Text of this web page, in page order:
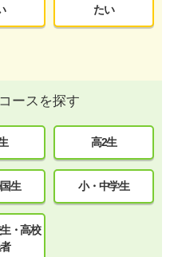
たい
ースを探す
高2生
生 小・中学生
・高校